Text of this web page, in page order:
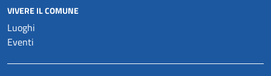
VIVERE IL COMUNE
Luoghi
Eventi